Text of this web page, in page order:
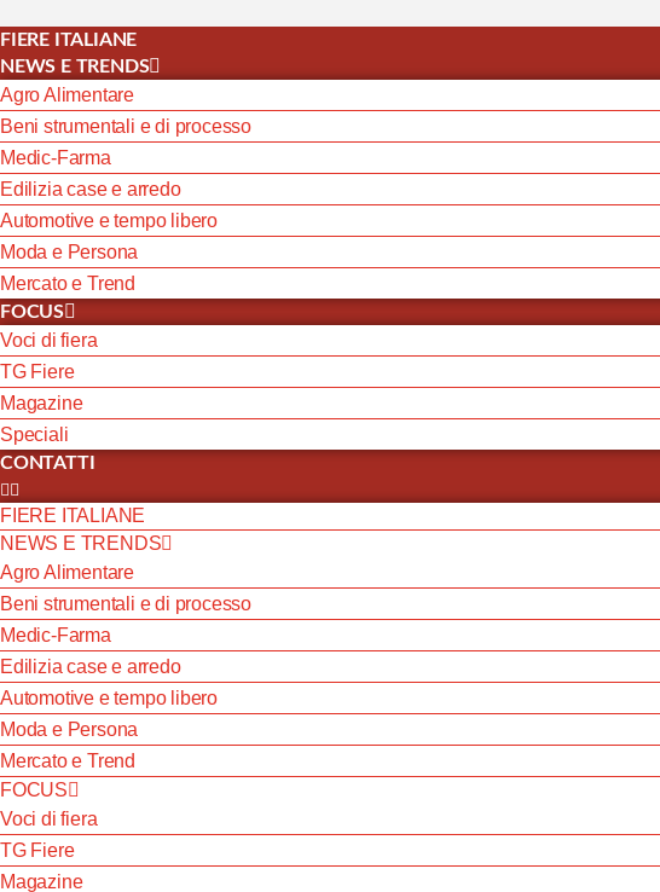
FIERE ITALIANE
NEWS E TRENDS
Agro Alimentare
Beni strumentali e di processo
Medic-Farma
Edilizia case e arredo
Automotive e tempo libero
Moda e Persona
Mercato e Trend
FOCUS
Voci di fiera
TG Fiere
Magazine
Speciali
CONTATTI
FIERE ITALIANE
NEWS E TRENDS
Agro Alimentare
Beni strumentali e di processo
Medic-Farma
Edilizia case e arredo
Automotive e tempo libero
Moda e Persona
Mercato e Trend
FOCUS
Voci di fiera
TG Fiere
Magazine